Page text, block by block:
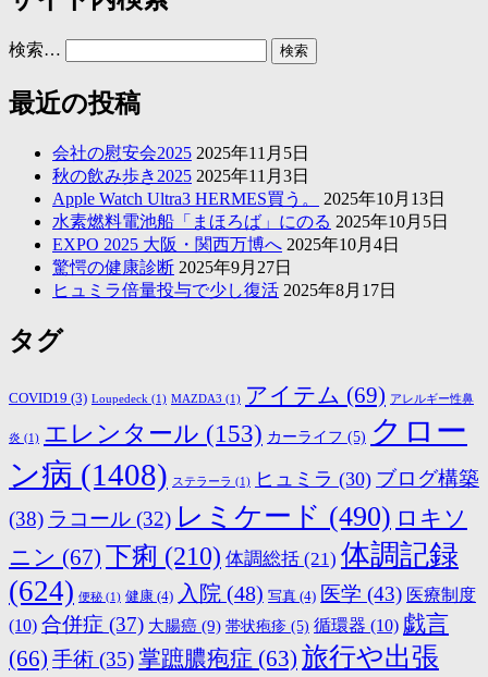
検索…
最近の投稿
会社の慰安会2025 2025年11月5日
秋の飲み歩き2025 2025年11月3日
Apple Watch Ultra3 HERMES買う。
2025年10月13日
水素燃料電池船「まほろば」にのる 2025年10月5日
EXPO 2025 大阪・関西万博へ 2025年10月4日
驚愕の健康診断 2025年9月27日
ヒュミラ倍量投与で少し復活 2025年8月17日
タグ
COVID19 (3) Loupedeck (1) MAZDA3 (1) アイテム (69) アレルギー性鼻
炎 (1) エレンタール (153) カーライフ (5) クロー
ン病 (1408) ステラーラ (1) ヒュミラ (30) ブログ構築
(38) ラコール (32) レミケード (490) ロキソ
ニン (67) 下痢 (210) 体調総括 (21) 体調記録
(624) 便秘 (1) 健康 (4) 入院 (48) 写真 (4) 医学 (43) 医療制度
(10) 合併症 (37) 大腸癌 (9) 帯状疱疹 (5) 循環器 (10) 戯言
(66) 手術 (35)掌蹠膿疱症 (63) 旅行や出張